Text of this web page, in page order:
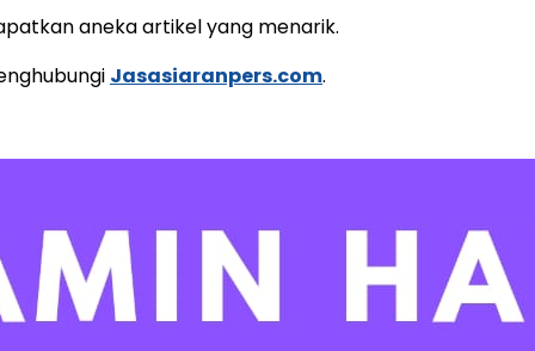
aneka artikel yang menarik.
Jasasiaranpers.com.